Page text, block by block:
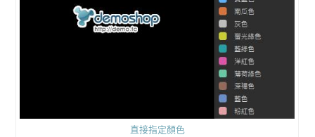
直接指定顏色